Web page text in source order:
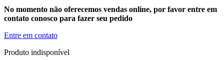
No momento não oferecemos vendas online, por favor entre em
contato conosco para fazer seu pedido
Entre em contato
Produto indisponível